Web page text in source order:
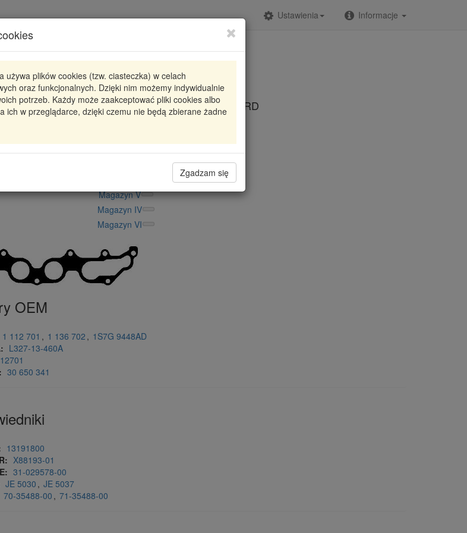
Informacje
Ustawienia
używa plików cookies (tzw. ciasteczka) w celach
oraz funkcjonalnych. Dzięki nim możemy indywidualnie
potrzeb. Każdy może zaakceptować pliki cookies albo
ich w przeglądarce, dzięki czemu nie będą zbierane żadne
Zgadzam się
ELRING
1112701 USZCZELKA KOLEKTORA WYD.FORD
Radzyń 0
Magazyn V
Magazyn IV
Magazyn VI
OEM
1 112 701 , 1 136 702 , 1S7G 9448AD
L327-13-460A
30 650 341
13191800
X88193-01
31-029578-00
JE 5030 , JE 5037
70-35488-00 , 71-35488-00